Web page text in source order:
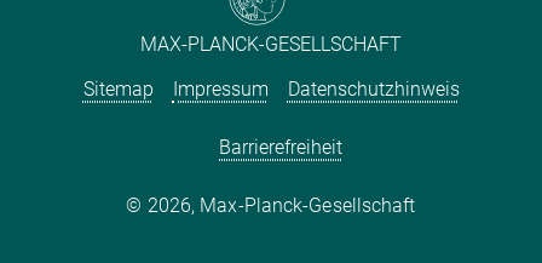
MAX-PLANCK-GESELLSCHAFT
Sitemap
Impressum Datenschutzhinweis
Barrierefreiheit
2026, Max-Planck-Gesellschaft